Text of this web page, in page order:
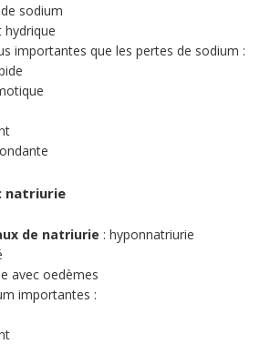
sodium
importantes que les pertes de sodium :
natriurie
de natriurie : hyponnatriurie
avec oedèmes
importantes :